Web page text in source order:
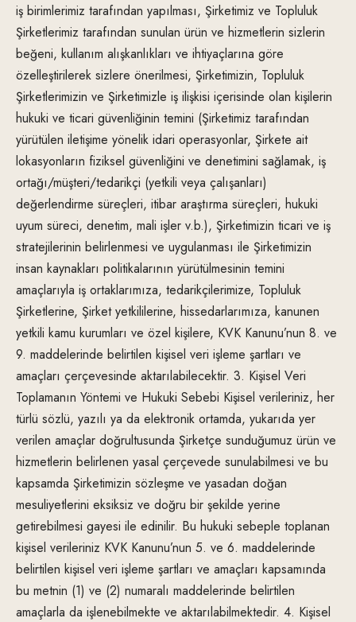
iş birimlerimiz tarafından yapılması, Şirketimiz ve Topluluk
Şirketlerimiz tarafından sunulan ürün ve hizmetlerin sizlerin
beğeni, kullanım alışkanlıkları ve ihtiyaçlarına göre
özelleştirilerek sizlere önerilmesi, Şirketimizin, Topluluk
Şirketlerimizin ve Şirketimizle iş ilişkisi içerisinde olan kişilerin
hukuki ve ticari güvenliğinin temini (Şirketimiz tarafından
yürütülen iletişime yönelik idari operasyonlar, Şirkete ait
lokasyonların fiziksel güvenliğini ve denetimini sağlamak, iş
ortağı/müşteri/tedarikçi (yetkili veya çalışanları)
değerlendirme süreçleri, itibar araştırma süreçleri, hukuki
uyum süreci, denetim, mali işler v.b.), Şirketimizin ticari ve iş
stratejilerinin belirlenmesi ve uygulanması ile Şirketimizin
insan kaynakları politikalarının yürütülmesinin temini
amaçlarıyla iş ortaklarımıza, tedarikçilerimize, Topluluk
Şirketlerine, Şirket yetkililerine, hissedarlarımıza, kanunen
yetkili kamu kurumları ve özel kişilere, KVK Kanunu’nun 8. ve
9. maddelerinde belirtilen kişisel veri işleme şartları ve
amaçları çerçevesinde aktarılabilecektir. 3. Kişisel Veri
Toplamanın Yöntemi ve Hukuki Sebebi Kişisel verileriniz, her
türlü sözlü, yazılı ya da elektronik ortamda, yukarıda yer
verilen amaçlar doğrultusunda Şirketçe sunduğumuz ürün ve
hizmetlerin belirlenen yasal çerçevede sunulabilmesi ve bu
kapsamda Şirketimizin sözleşme ve yasadan doğan
mesuliyetlerini eksiksiz ve doğru bir şekilde yerine
getirebilmesi gayesi ile edinilir. Bu hukuki sebeple toplanan
kişisel verileriniz KVK Kanunu’nun 5. ve 6. maddelerinde
belirtilen kişisel veri işleme şartları ve amaçları kapsamında
bu metnin (1) ve (2) numaralı maddelerinde belirtilen
amaçlarla da işlenebilmekte ve aktarılabilmektedir. 4. Kişisel